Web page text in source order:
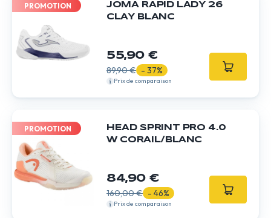
PROMOTION
JOMA RAPID LADY 26
CLAY BLANC
55,90 €
89,90 € - 37%
Prix de comparaison
PROMOTION
HEAD SPRINT PRO 4.0
W CORAIL/BLANC
84,90 €
160,00 € - 46%
Prix de comparaison